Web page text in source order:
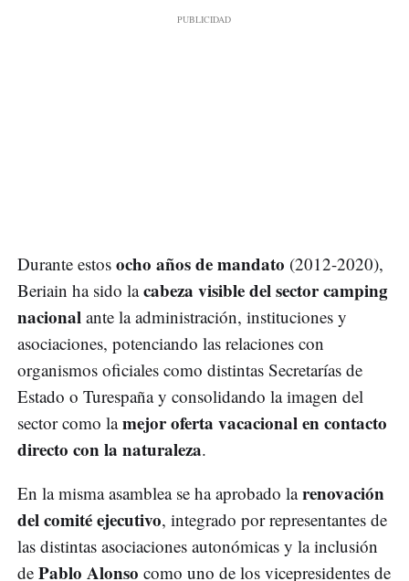
Durante estos ocho años de mandato (2012-2020),
Beriain ha sido lacabeza visible del sector camping
nacional ante la administración, instituciones y
asociaciones, potenciando las relaciones con
organismos oficiales como distintas Secretarías de
Estado o Turespaña y consolidando la imagen del
sector como lamejor oferta vacacional en contacto
directo con la naturaleza.
En la misma asamblea se ha aprobado larenovación
del comité ejecutivo, integrado por representantes de
las distintas asociaciones autonómicas y la inclusión
de Pablo Alonso como uno de los vicepresidentes de